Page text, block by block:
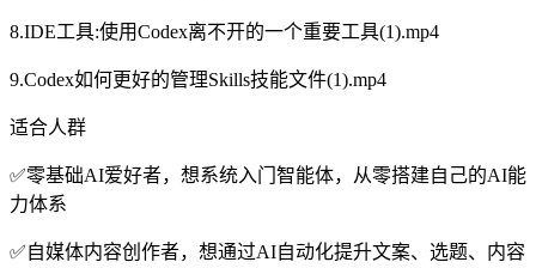
8.IDE工具:使用Codex离不开的一个重要工具(1).mp4
9.Codex如何更好的管理Skills技能文件(1).mp4
适合人群
✅零基础AI爱好者，想系统入门智能体，从零搭建自己的AI能
力体系
✅自媒体内容创作者，想通过AI自动化提升文案、选题、内容